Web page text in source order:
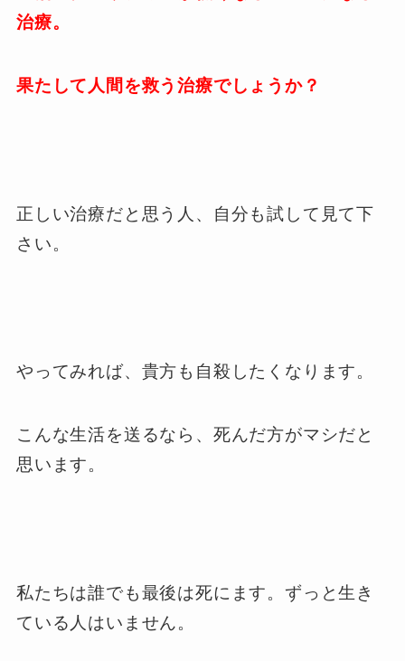
治療。
果たして人間を救う治療でしょうか？
正しい治療だと思う人、自分も試して見て下
さい。
やってみれば、貴方も自殺したくなります。
こんな生活を送るなら、死んだ方がマシだと
思います。
私たちは誰でも最後は死にます。ずっと生き
ている人はいません。